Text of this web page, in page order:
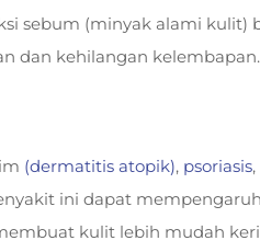
sebum (minyak alami kulit)
dan kehilangan kelembapan.
(dermatitis atopik), psoriasis
ini dapat
kulit lebih mudah